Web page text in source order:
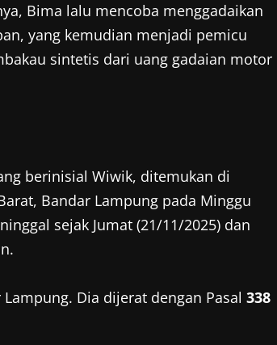
Bima lalu mencoba menggadaikan
yang kemudian menjadi pemicu
sintetis dari uang gadaian motor
berinisial Wiwik, ditemukan di
Bandar Lampung pada Minggu
sejak Jumat (21/11/2025) dan
Dia dijerat dengan Pasal 338